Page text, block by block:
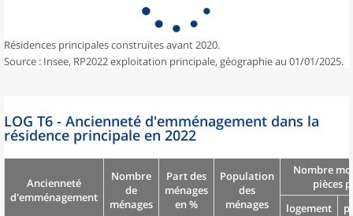
Résidences principales construites avant 2020.
Source : Insee, RP2022 exploitation principale, géographie au 01/01/2025.
LOG T6 - Ancienneté d'emménagement dans la
résidence principale en 2022
Ancienneté
d'emménagement
Nombre
de
ménages
Part des
ménages
en %
Population
des
ménages
Nombre
pièces
logement